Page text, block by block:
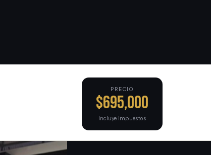
PRECIO
$695,000
Incluye impuestos